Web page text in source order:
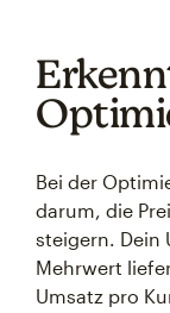
Bei der
darum, die
steigern. Dein
Mehrwert
Umsatz pro